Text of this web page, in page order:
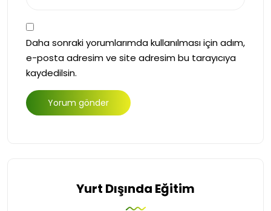
Daha sonraki yorumlarımda kullanılması için adım,
e-posta adresim ve site adresim bu tarayıcıya
kaydedilsin.
Yurt Dışında Eğitim